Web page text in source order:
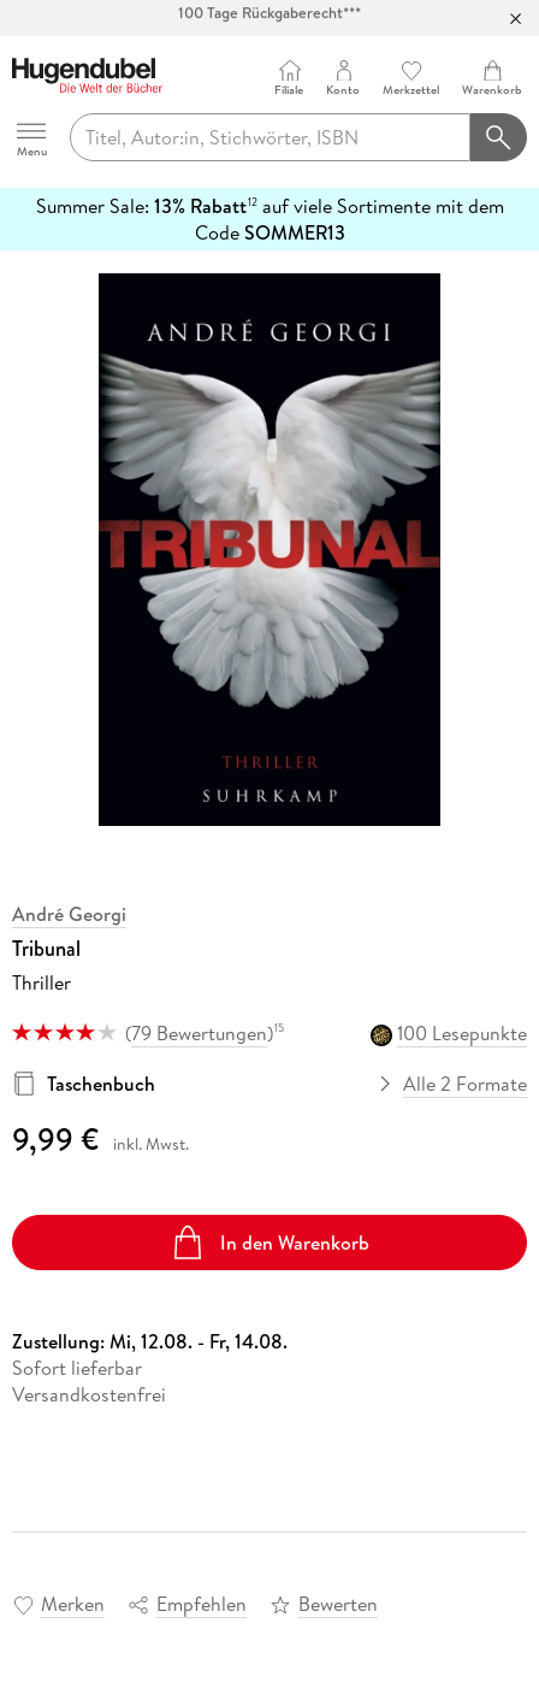
Abholung in über 100 Filialen
Hugendubel
Menu
Filiale Konto Merkzettel Warenkorb
Summer Sale: 13% Rabatt12auf viele Sortimente mit dem
CodeSOMMER13
erfahren
André Georgi
Tribunal
Thriller
(79 Bewertungen)15
100 Lesepunkte
Taschenbuch
Alle 2 Formate
9,99 € inkl. Mwst.
In den Warenkorb
Zustellung:Mi, 12.08. - Fr, 14.08.
Sofort lieferbar
Versandkostenfrei
Merken Empfehlen Bewerten